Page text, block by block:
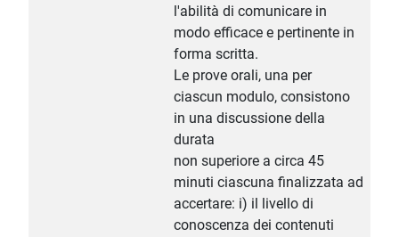
l'abilità di comunicare in
modo efficace e pertinente in
forma scritta.
Le prove orali, una per
ciascun modulo, consistono
in una discussione della
durata
non superiore a circa 45
minuti ciascuna finalizzata ad
accertare: i) il livello di
conoscenza dei contenuti